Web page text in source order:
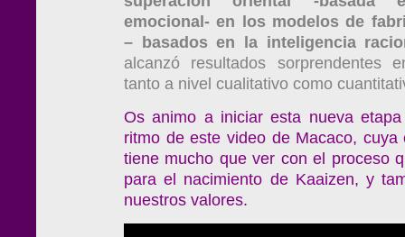
emocional- en los modelos de
– basados en la inteligencia
alcanzó resultados sorprendentes
tanto a nivel cualitativo como
Os animo a iniciar esta nueva
ritmo de este video de Macaco, cuya
tiene mucho que ver con el proceso
para el nacimiento de Kaaizen, y
nuestros valores.